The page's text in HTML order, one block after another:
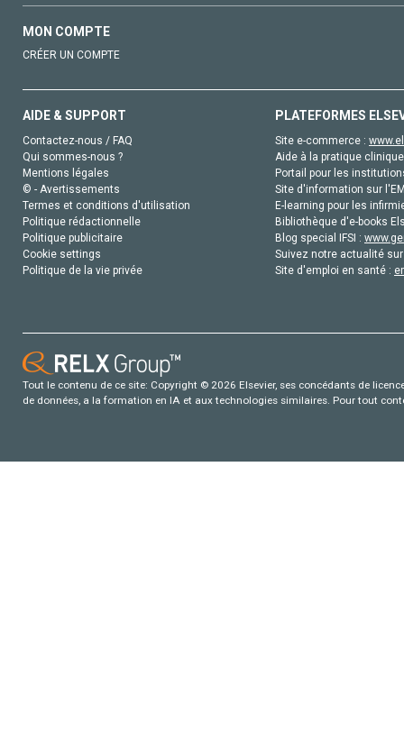
MON COMPTE
CRÉER UN COMPTE
AIDE & SUPPORT
Contactez-nous / FAQ
Qui sommes-nous ?
Mentions légales
© - Avertissements
Termes et conditions d'utilisation
Politique rédactionnelle
Politique publicitaire
Cookie settings
Politique de la vie privée
PLATEFORMES
Site e-commerce :
Aide à la pratique
Portail pour les
Site d'information sur
E-learning pour les
Bibliothèque d'e-books
Blog special IFSI :
Suivez notre actualité
Site d'emploi en santé :
Tout le contenu de ce site: Copyright © 2026 Elsevier, ses concédants de
de données, a la formation en IA et aux technologies similaires. Pour tout